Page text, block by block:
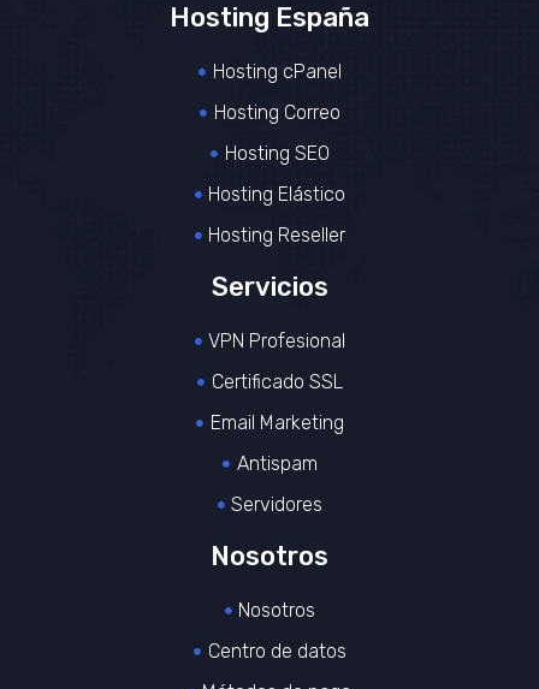
Hosting España
Hosting cPanel
Hosting Correo
Hosting SEO
Hosting Elástico
Hosting Reseller
Servicios
VPN Profesional
Certificado SSL
Email Marketing
Antispam
Servidores
Nosotros
Nosotros
Centro de datos